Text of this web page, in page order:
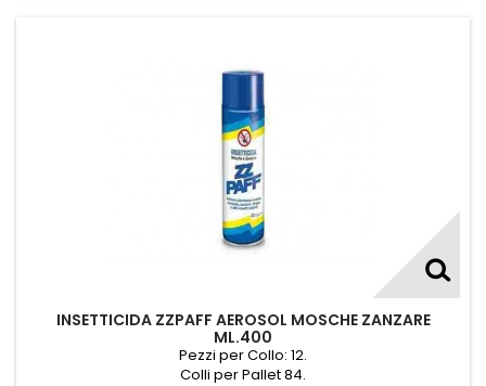
INSETTICIDA ZZPAFF AEROSOL MOSCHE ZANZARE
ML.400
Pezzi per Collo: 12.
Colli per Pallet 84.